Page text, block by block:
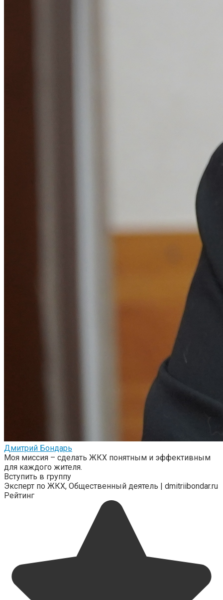
Дмитрий Бондарь
Моя миссия – сделать ЖКХ понятным и эффективным
для каждого жителя.
Вступить в группу
Эксперт по ЖКХ, Общественный деятель | dmitriibondar.ru
Рейтинг